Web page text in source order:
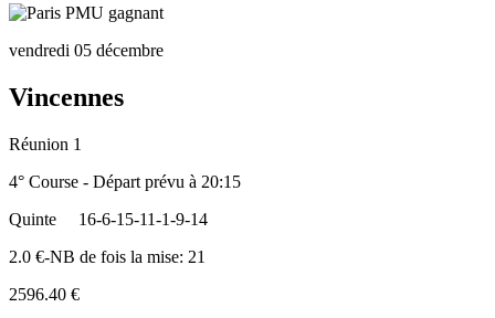
vendredi 05 décembre
Vincennes
Réunion 1
4° Course - Départ prévu à 20:15
Quinte
16-6-15-11-1-9-14
2.0 €-NB de fois la mise: 21
2596.40 €